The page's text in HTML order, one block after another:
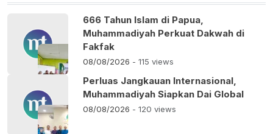
666 Tahun Islam di Papua,
Muhammadiyah Perkuat Dakwah di
Fakfak
08/08/2026 - 115 views
Perluas Jangkauan Internasional,
Muhammadiyah Siapkan Dai Global
08/08/2026 - 120 views